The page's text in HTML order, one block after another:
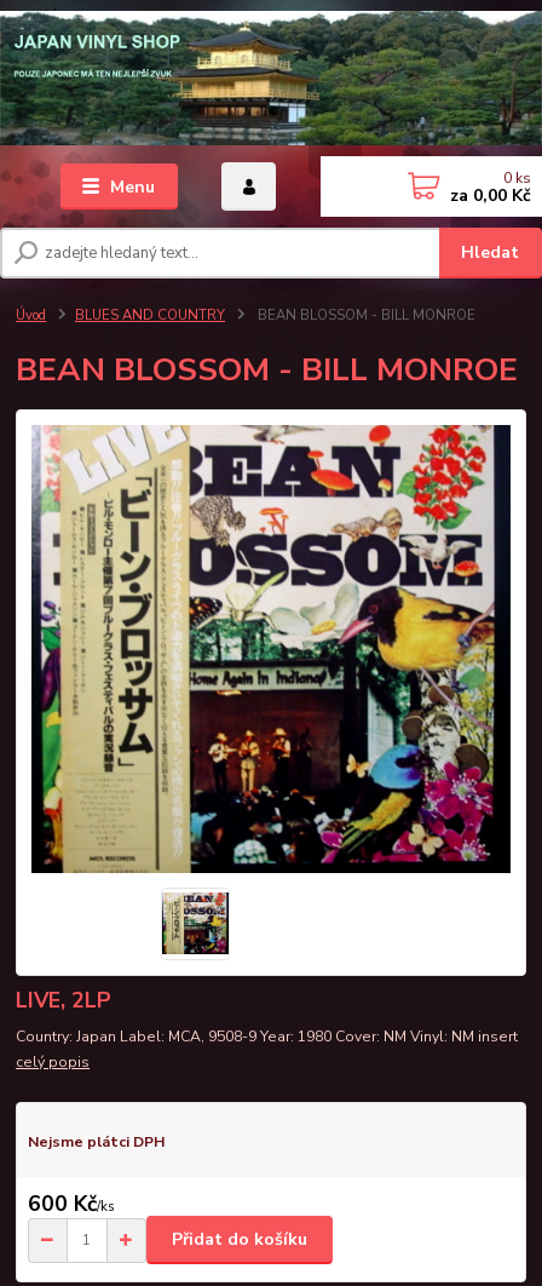
Menu
Hledat
0 ks
za 0,00 Kč
Úvod BLUES AND COUNTRY BEAN BLOSSOM - BILL MONROE
BEAN BLOSSOM - BILL MONROE
LIVE, 2LP
Country: Japan Label: MCA, 9508-9 Year: 1980 Cover: NM Vinyl: NM insert
celý popis
Nejsme plátci DPH
600 Kč/ks
Přidat do košíku